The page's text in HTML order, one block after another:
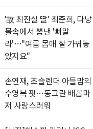
'故 최진실 딸' 최준희, 다낭
물속에서 뽐낸 '뼈말
라'…"여름 몸매 잘 가꿔놓
았지요"
손연재, 초슬렌더 아들맘의
수영복 핏…동그란 배꼽마
저 사랑스러워